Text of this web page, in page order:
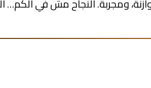
ومجربة. النجاح مش في